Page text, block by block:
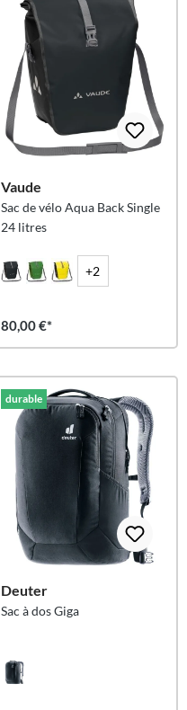
Vaude
Sac de vélo Aqua Back Single
24 litres
+2
80,00 €*
durable
Deuter
Sac à dos Giga